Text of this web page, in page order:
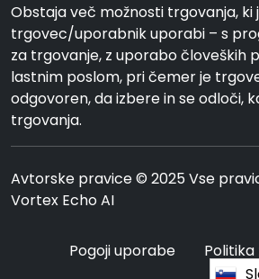
Obstaja več možnosti trgovanja, ki
trgovec/uporabnik uporabi – s
za trgovanje, z uporabo človeških
lastnim poslom, pri čemer je
odgovoren, da izbere in se odloči,
trgovanja.
Avtorske pravice © 2025 Vse
Vortex Echo AI
Pogoji uporabe